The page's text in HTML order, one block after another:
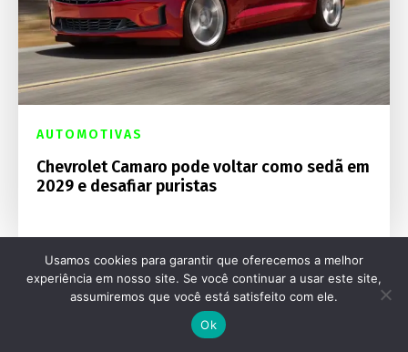
AUTOMOTIVAS
Chevrolet Camaro pode voltar como sedã em
2029 e desafiar puristas
Usamos cookies para garantir que oferecemos a melhor
experiência em nosso site. Se você continuar a usar este site,
assumiremos que você está satisfeito com ele.
Ok